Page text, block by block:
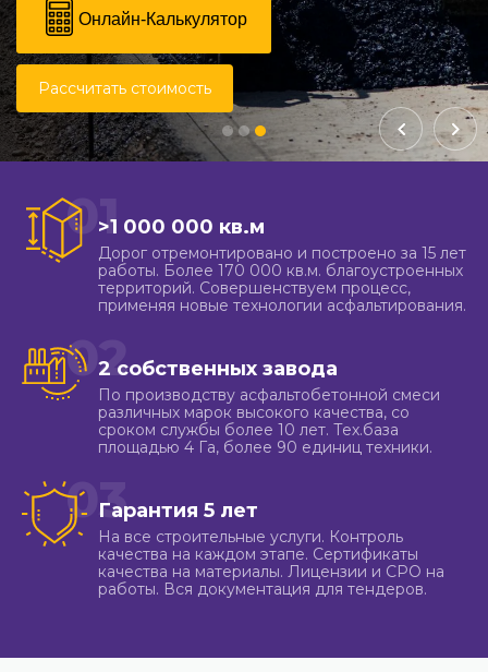
Онлайн-Калькулятор
Рассчитать стоимость
01>1 000 000 кв.м
Дорог отремонтировано и построено за 15 лет
работы. Более 170 000 кв.м. благоустроенных
территорий. Совершенствуем процесс,
применяя новые технологии асфальтирования.
022 собственных завода
По производству асфальтобетонной смеси
различных марок высокого качества, со
сроком службы более 10 лет. Тех.база
площадью 4 Га, более 90 единиц техники.
03Гарантия 5 лет
На все строительные услуги. Контроль
качества на каждом этапе. Сертификаты
качества на материалы. Лицензии и СРО на
работы. Вся документация для тендеров.